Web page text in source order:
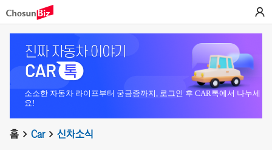
소소한 자동차 라이프부터 궁금증까지, 로그인 후 CAR톡에서 나누세
요!
홈 Car 신차소식